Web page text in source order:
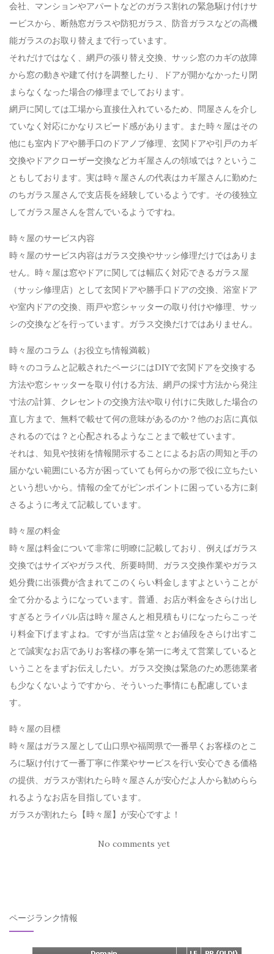
会社、マンションやアパートなどのガラス割れの緊急駆け付けサ
ービスから、断熱窓ガラスや防犯ガラス、防音ガラスなどの高機
能ガラスのお取り替えまで行っています。
それだけではなく、網戸の張り替え交換、サッシ窓のカギの故障
から窓の動きや建て付けを調整したり、ドアが開かなかったり閉
まらなくなった場合の修理までしております。
網戸に関しては工場から直接仕入れているため、問屋さんを介し
ていなく対応にかなりスピード感があります。また時々屋はその
他にも室内ドアや勝手口のドアノブ修理、玄関ドアや引戸のカギ
交換やドアクローザー交換などカギ屋さんの領域では？というこ
ともしております。実は時々屋さんの代表はカギ屋さんに勤めた
のちガラス屋さんで支店長を経験しているようです。その後独立
してガラス屋さんを営んでいるようですね。
時々屋のサービス内容
時々屋のサービス内容はガラス交換やサッシ修理だけではありま
せん。時々屋は窓やドアに関しては幅広く対応できるガラス屋
（サッシ修理店）として玄関ドアや勝手口ドアの交換、浴室ドア
や室内ドアの交換、雨戸や窓シャッターの取り付けや修理、サッ
シの交換などを行っています。ガラス交換だけではありません。
時々屋のコラム（お役立ち情報満載）
時々のコラムと記載されたページにはDIYで玄関ドアを交換する
方法や窓シャッターを取り付ける方法、網戸の採寸方法から発注
寸法の計算、クレセントの交換方法や取り付けに失敗した場合の
直し方まで、無料で載せて何の意味があるのか？他のお店に真似
されるのでは？と心配されるようなことまで載せています。
それは、知見や技術を情報開示することによるお店の周知と手の
届かない範囲にいる方が困っていても何らかの形で役に立ちたい
という想いから。情報の全てがピンポイントに困っている方に刺
さるように考えて記載しています。
時々屋の料金
時々屋は料金について非常に明瞭に記載しており、例えばガラス
交換ではサイズやガラス代、所要時間、ガラス交換作業やガラス
処分費に出張費が含まれてこのくらい料金しますよということが
全て分かるようになっています。普通、お店が料金をさらけ出し
すぎるとライバル店は時々屋さんと相見積もりになったらこっそ
り料金下げますよね。ですが当店は堂々とお値段をさらけ出すこ
とで誠実なお店でありお客様の事を第一に考えて営業していると
いうことをまずお伝えしたい。ガラス交換は緊急のため悪徳業者
も少なくないようですから、そういった事情にも配慮していま
す。
時々屋の目標
時々屋はガラス屋として山口県や福岡県で一番早くお客様のとこ
ろに駆け付けて一番丁寧に作業やサービスを行い安心できる価格
の提供、ガラスが割れたら時々屋さんが安心だよ人から勧めらら
れるようなお店を目指しています。
ガラスが割れたら【時々屋】が安心ですよ！
No comments yet
ページランク情報